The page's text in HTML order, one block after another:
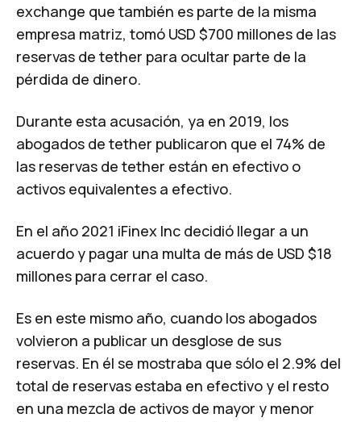
exchange que también es parte de la misma
empresa matriz, tomó USD $700 millones de las
reservas de tether para ocultar parte de la
pérdida de dinero.
Durante esta acusación, ya en 2019, los
abogados de tether publicaron que el 74% de
las reservas de tether están en efectivo o
activos equivalentes a efectivo.
En el año 2021 iFinex Inc decidió llegar a un
acuerdo y pagar una multa de más de USD $18
millones para cerrar el caso.
Es en este mismo año, cuando los abogados
volvieron a publicar un desglose de sus
reservas. En él se mostraba que sólo el 2.9% del
total de reservas estaba en efectivo y el resto
en una mezcla de activos de mayor y menor